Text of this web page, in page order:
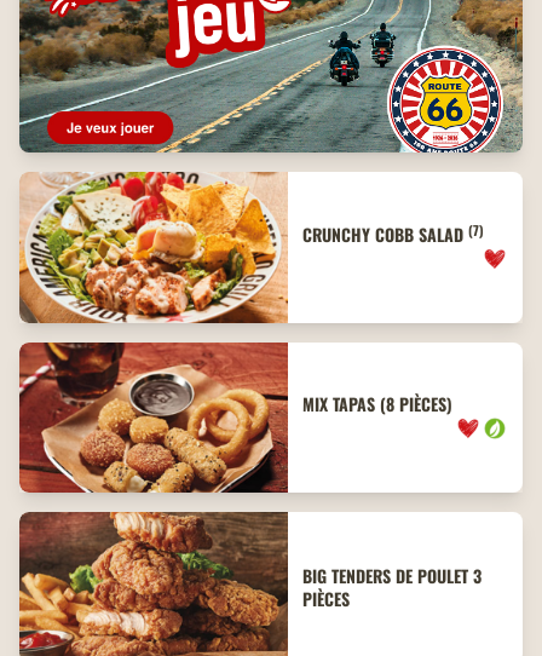
CRUNCHY COBB SALAD (7)
MIX TAPAS (8 PIÈCES)
BIG TENDERS DE POULET 3
PIÈCES